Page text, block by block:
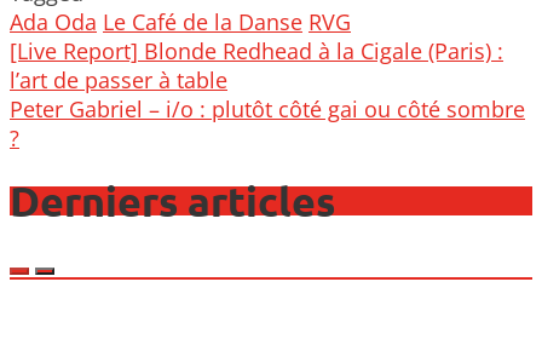
Ada Oda Le Café de la Danse RVG
Post
navigation
[Live Report] Blonde Redhead à la Cigale (Paris) :
l’art de passer à table
Peter Gabriel – i/o : plutôt côté gai ou côté sombre
?
Derniers articles